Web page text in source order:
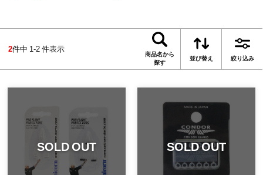
2件中 1-2 件表示
商品名から
探す
並び替え 絞り込み
SOLD OUT SOLD OUT